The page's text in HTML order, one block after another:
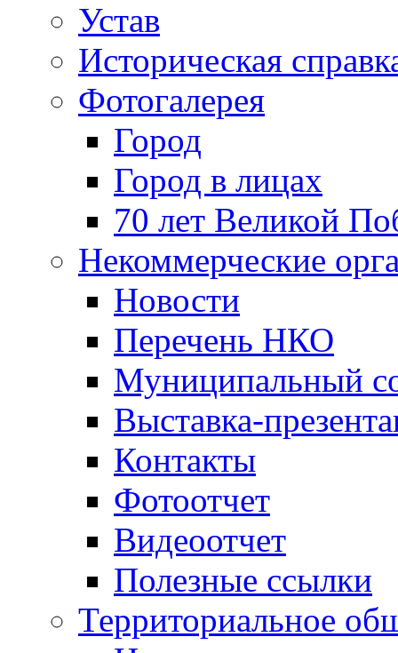
Устав
Историческая
Фотогалерея
Город
Город в лицах
70 лет Великой
Некоммерческие
Новости
Перечень НКО
Муниципальный
Выставка-
Контакты
Фотоотчет
Видеоотчет
Полезные ссылки
Территориальное